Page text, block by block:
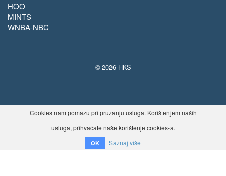
HOO
MINTS
WNBA-NBC
© 2026 HKS
Cookies nam pomažu pri pružanju usluga. Korištenjem naših
usluga, prihvaćate naše korištenje cookies-a.
OK Saznaj više